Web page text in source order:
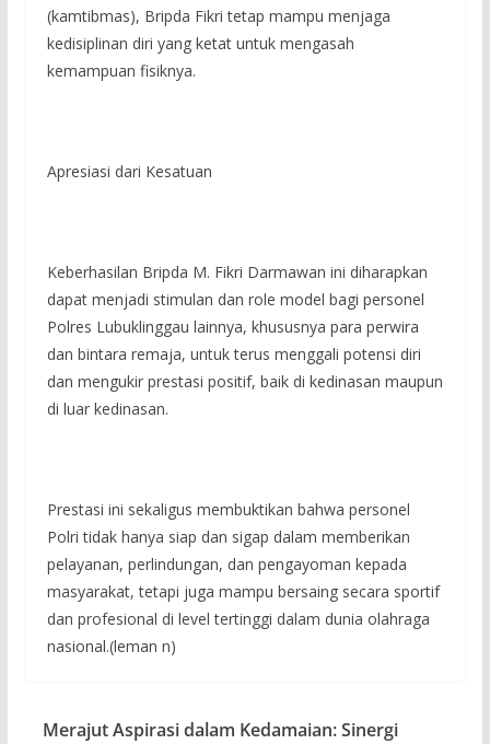
(kamtibmas), Bripda Fikri tetap mampu menjaga
kedisiplinan diri yang ketat untuk mengasah
kemampuan fisiknya.
Apresiasi dari Kesatuan
Keberhasilan Bripda M. Fikri Darmawan ini diharapkan
dapat menjadi stimulan dan role model bagi personel
Polres Lubuklinggau lainnya, khususnya para perwira
dan bintara remaja, untuk terus menggali potensi diri
dan mengukir prestasi positif, baik di kedinasan maupun
di luar kedinasan.
Prestasi ini sekaligus membuktikan bahwa personel
Polri tidak hanya siap dan sigap dalam memberikan
pelayanan, perlindungan, dan pengayoman kepada
masyarakat, tetapi juga mampu bersaing secara sportif
dan profesional di level tertinggi dalam dunia olahraga
nasional.(leman n)
Merajut Aspirasi dalam Kedamaian: Sinergi